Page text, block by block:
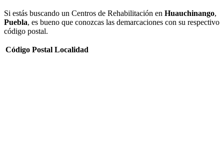
Si estás buscando un Centros de Rehabilitación en Huauchinango,
Puebla, es bueno que conozcas las demarcaciones con su respectivo
código postal.
Código Postal Localidad